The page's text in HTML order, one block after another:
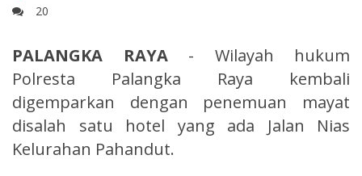
20
PALANGKA RAYA- Wilayah hukum
Polresta Palangka Raya kembali
digemparkan dengan penemuan mayat
disalah satu hotel yang ada Jalan Nias
Kelurahan Pahandut.